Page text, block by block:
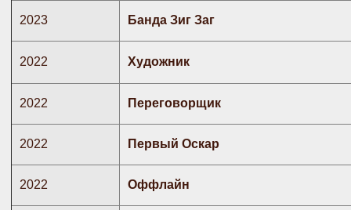
2023 Банда Зиг Заг
2022 Художник
2022 Переговорщик
2022 Первый Оскар
2022 Оффлайн